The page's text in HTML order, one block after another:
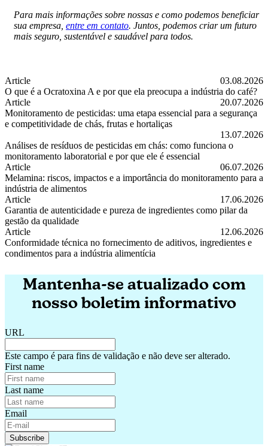
Para mais informações sobre nossas e como podemos beneficiar
sua empresa, entre em contato. Juntos, podemos criar um futuro
mais seguro, sustentável e saudável para todos.
Article
03.08.2026
O que é a Ocratoxina A e por que ela preocupa a indústria do café?
O que é a Ocratoxina A e por que ela preocupa a indústria do café?
Article
20.07.2026
Monitoramento de pesticidas: uma etapa essencial para a segurança
e competitividade de chás, frutas e hortaliças
Monitoramento de pesticidas: uma etapa essencial para a segurança
13.07.2026
Análises de resíduos de pesticidas em chás: como funciona o
monitoramento laboratorial e por que ele é essencial
Análises de resíduos de pesticidas em chás: como funciona o
Article
06.07.2026
Melamina: riscos, impactos e a importância do monitoramento para a
indústria de alimentos
Melamina: riscos, impactos e a importância do monitoramento para
Article
17.06.2026
Garantia de autenticidade e pureza de ingredientes como pilar da
gestão da qualidade
Garantia de autenticidade e pureza de ingredientes como pilar da
Article
12.06.2026
Conformidade técnica no fornecimento de aditivos, ingredientes e
condimentos para a indústria alimentícia
Mantenha-se atualizado com
nosso boletim informativo
URL
Este campo é para fins de validação e não deve ser alterado.
First name
Last name
Email